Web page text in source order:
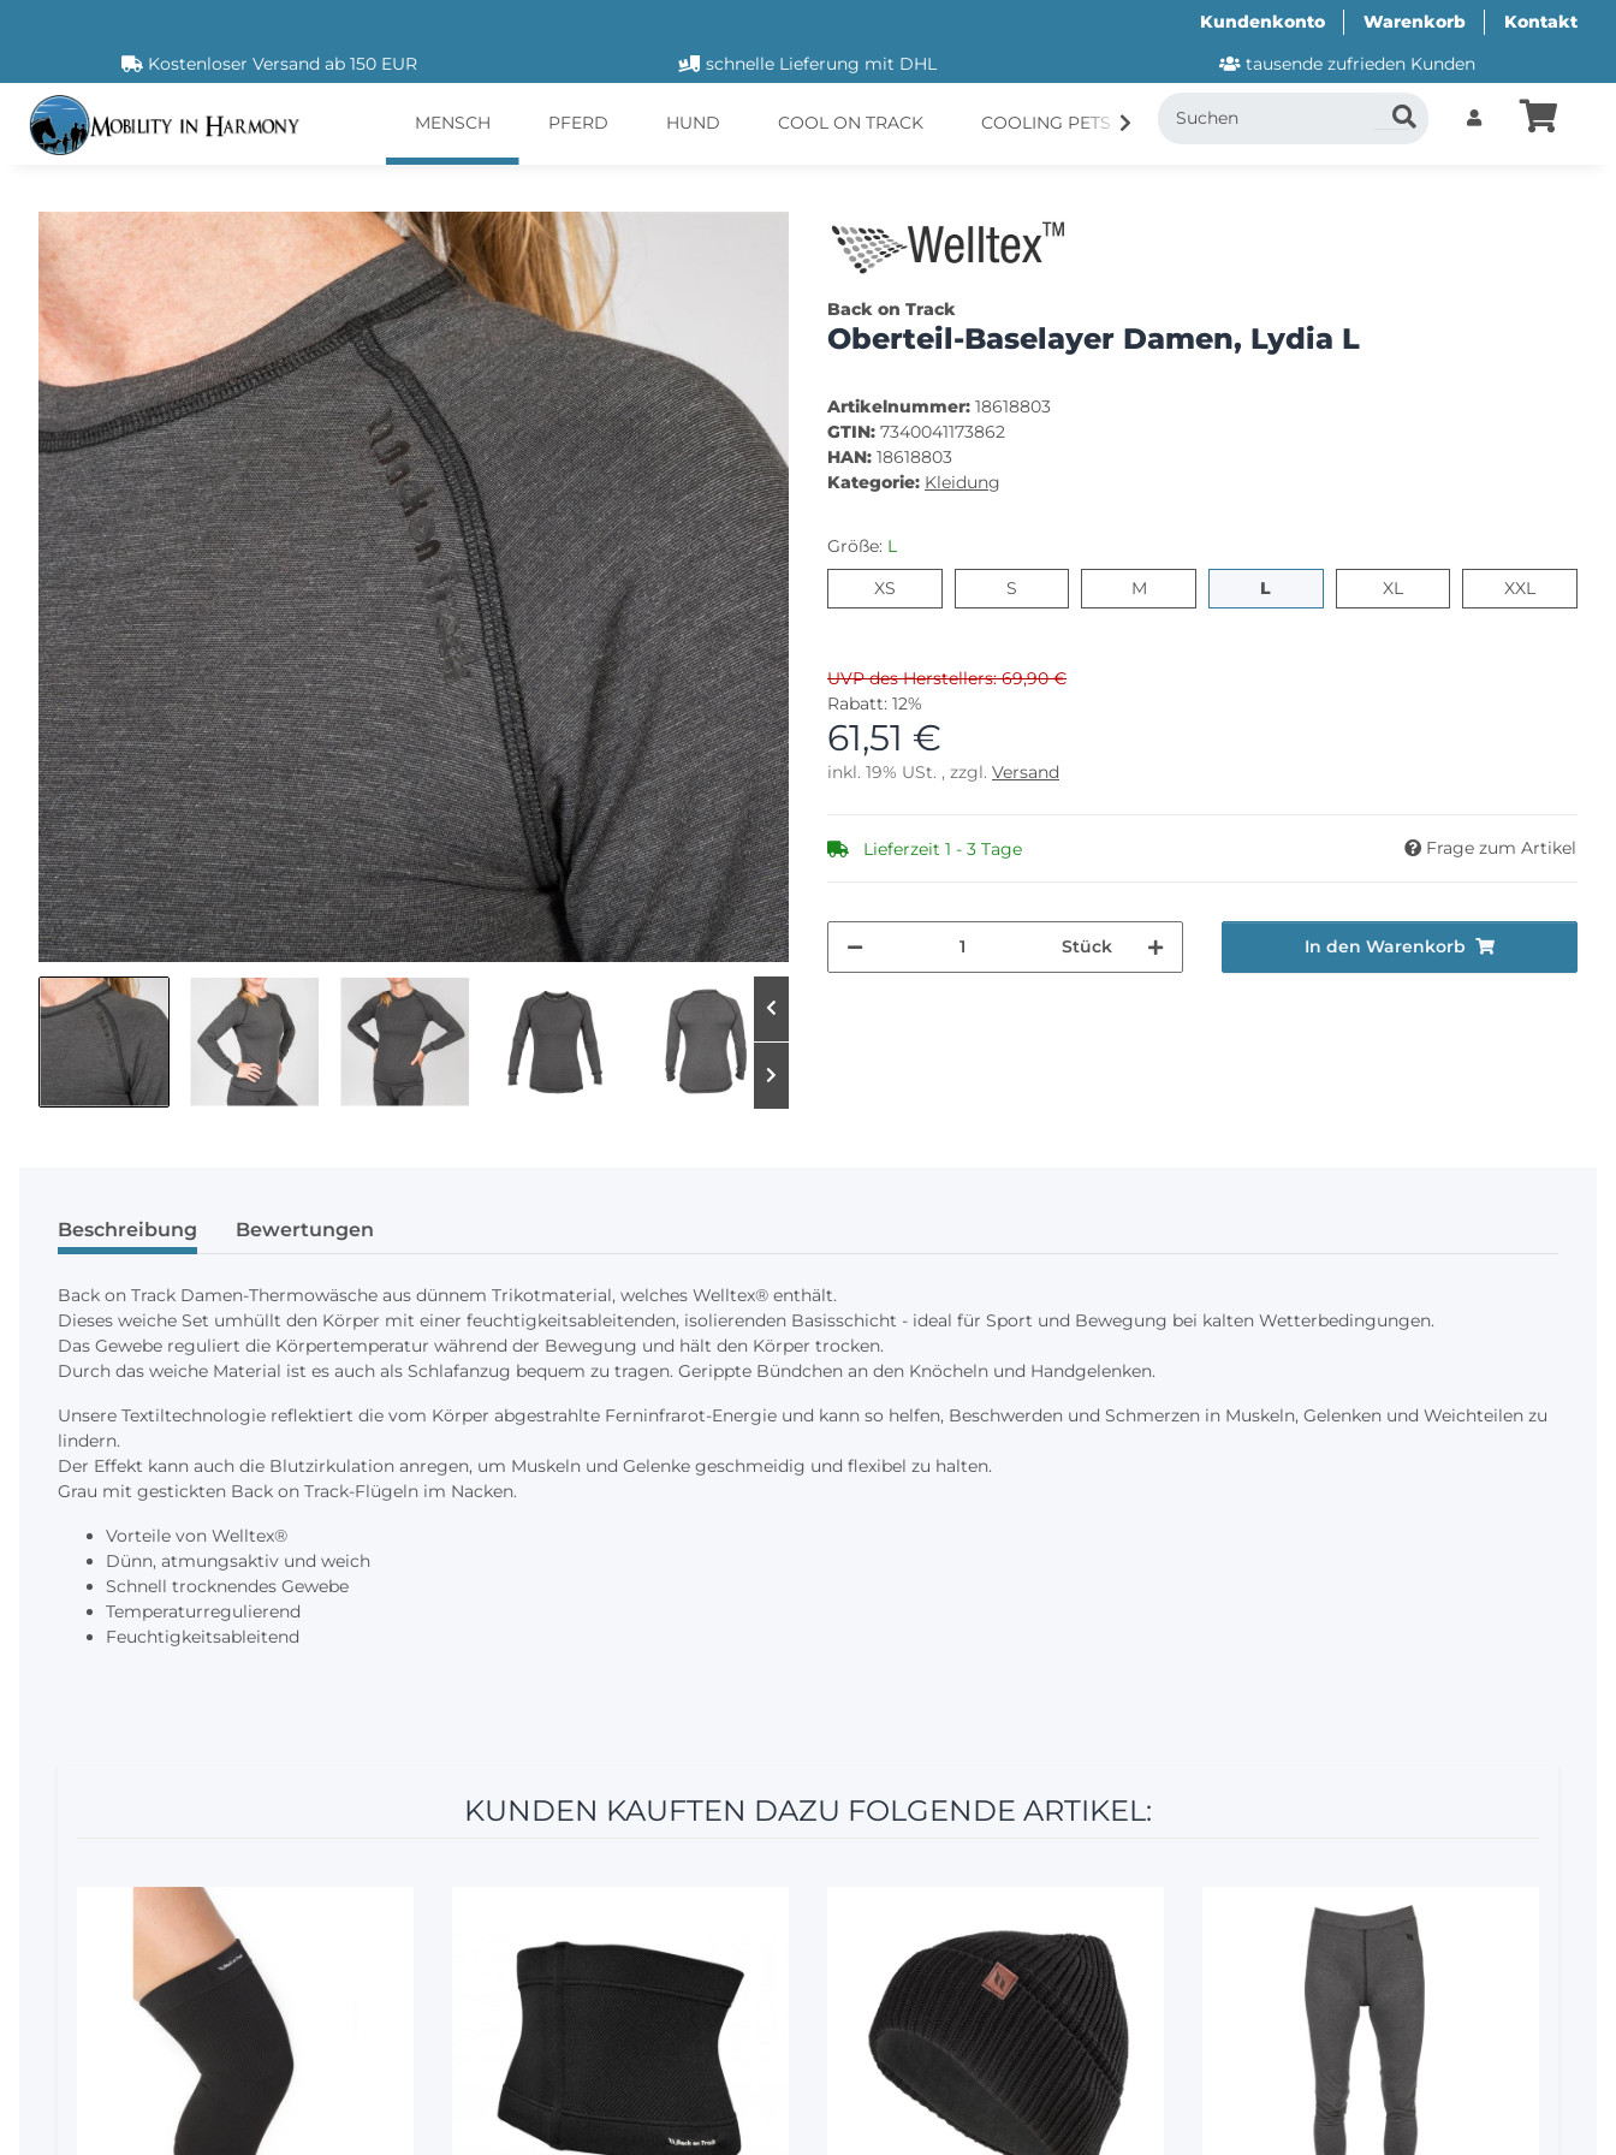
Kundenkonto Warenkorb
Kontakt
Kostenloser Versand ab 150 EUR
schnelle Lieferung mit DHL tausende zufrieden Kunden
MENSCH PFERD HUND COOL ON TRACK COOLING PETS CANI.COOL SUITICAL
Back on Track
Oberteil-Baselayer Damen, Lydia L
Artikelnummer: 18618803
GTIN: 7340041173862
HAN: 18618803
Kategorie: Kleidung
Größe: L
XSXS S MM LL XL XXL
UVP des Herstellers: 69,90 €
Rabatt: 12%
61,51 €
inkl. 19% USt. , zzgl. Versand
Lieferzeit 1 - 3 Tage Frage zum Artikel
Stück In den Warenkorb
Beschreibung Bewertungen
Back on Track Damen-Thermowäsche aus dünnem Trikotmaterial, welches Welltex® enthält.
Dieses weiche Set umhüllt den Körper mit einer feuchtigkeitsableitenden, isolierenden Basisschicht - ideal für Sport und Bewegung bei kalten Wetterbedingungen.
Das Gewebe reguliert die Körpertemperatur während der Bewegung und hält den Körper trocken.
Durch das weiche Material ist es auch als Schlafanzug bequem zu tragen. Gerippte Bündchen an den Knöcheln und Handgelenken.
Unsere Textiltechnologie reflektiert die vom Körper abgestrahlte Ferninfrarot-Energie und kann so helfen, Beschwerden und Schmerzen in Muskeln, Gelenken und Weichteilen zu
lindern.
Der Effekt kann auch die Blutzirkulation anregen, um Muskeln und Gelenke geschmeidig und flexibel zu halten.
Grau mit gestickten Back on Track-Flügeln im Nacken.
Vorteile von Welltex®
Dünn, atmungsaktiv und weich
Schnell trocknendes Gewebe
Temperaturregulierend
Feuchtigkeitsableitend
KUNDEN KAUFTEN DAZU FOLGENDE ARTIKEL: